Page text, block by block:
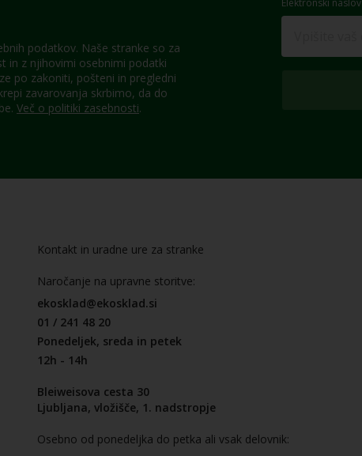
podatkov. Naše stranke so za
in z njihovimi osebnimi podatki
po zakoniti, pošteni in pregledni
zavarovanja skrbimo, da do
Več o politiki zasebnosti.
Elektronski naslov
Kontakt in uradne ure za stranke
Naročanje na upravne storitve:
ekosklad@ekosklad.si
01 / 241 48 20
Ponedeljek, sreda in petek
12h - 14h
Bleiweisova cesta 30
Ljubljana, vložišče, 1. nadstropje
Osebno od ponedeljka do petka ali vsak delovnik: